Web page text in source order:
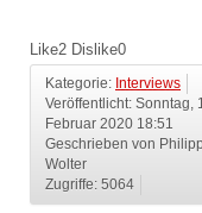
Like2 Dislike0
Kategorie: Interviews
Veröffentlicht: Sonntag,
Februar 2020 18:51
Geschrieben von Philipp
Wolter
Zugriffe: 5064